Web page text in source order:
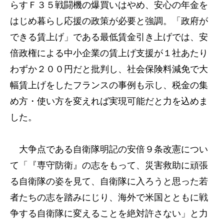
らすＦ３５戦闘機の爆買いはやめ、安心の年金を
はじめ暮らし応援の政策が必要と強調。「政府が
できる賃上げ」である最低賃金引き上げでは、安
倍政権による中小企業の賃上げ支援が１社あたり
わずか２００円だと批判し、社会保険料減免で大
幅賃上げをしたフランスの事例も示し、税金の集
め方・使い方を変えれば実現可能だと力を込めま
した。
大争点である自衛隊明記の安倍９条改憲につい
て「『専守防衛』の志をもって、災害救助に頑張
る自衛隊の姿を見て、自衛隊に入ろうと思った若
者たちの志を踏みにじり、海外で米国とともに戦
争する自衛隊に変えることを絶対許さない」と力